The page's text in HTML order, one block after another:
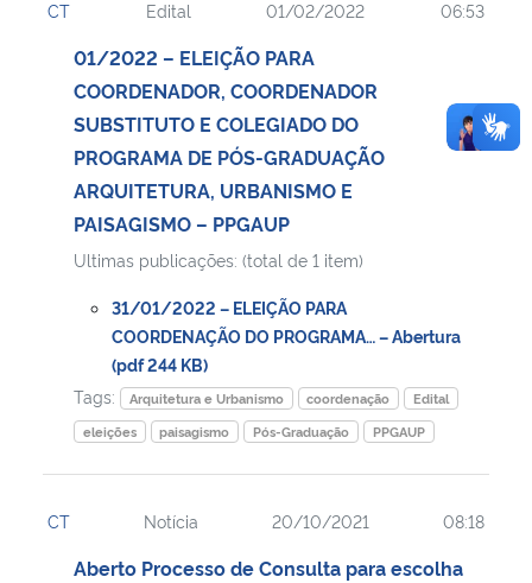
CT Edital 01/02/2022 06:53
01/2022 – ELEIÇÃO PARA
COORDENADOR, COORDENADOR
SUBSTITUTO E COLEGIADO DO
PROGRAMA DE PÓS-GRADUAÇÃO
ARQUITETURA, URBANISMO E
PAISAGISMO – PPGAUP
Ultimas publicações: (total de 1 item)
31/01/2022 – ELEIÇÃO PARA
COORDENAÇÃO DO PROGRAMA… – Abertura
(pdf 244 KB)
Tags:
Arquitetura e Urbanismo coordenação
Edital
eleições
paisagismo Pós-Graduação PPGAUP
CT Notícia 20/10/2021 08:18
Aberto Processo de Consulta para escolha